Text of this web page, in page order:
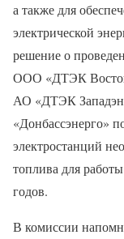
а также для
электрической
решение о
ООО «ДТЭК
АО «ДТЭК
«Донбассэнерго»
электростанций
топлива для
годов.
В комиссии